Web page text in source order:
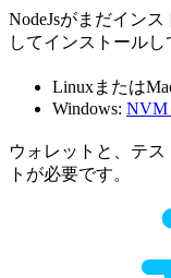
NodeJsがまだイン
してインストールし
Linuxまたは
Windows: NVM
ウォレットと、テ
トが必要です。